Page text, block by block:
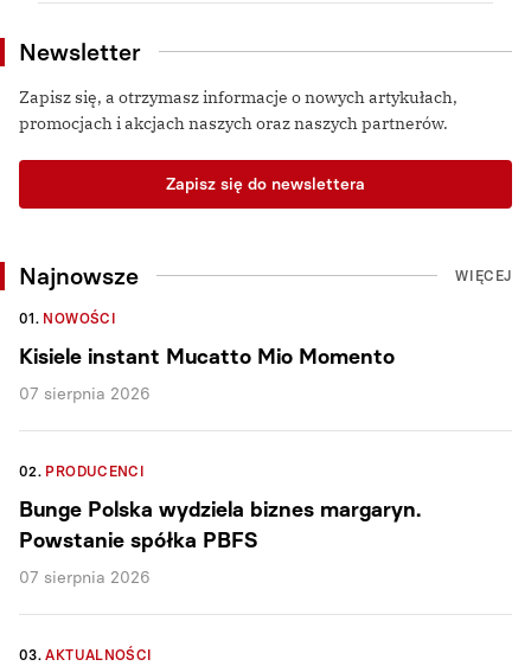
Newsletter
Zapisz się, a otrzymasz informacje o nowych artykułach,
promocjach i akcjach naszych oraz naszych partnerów.
Zapisz się do newslettera
Najnowsze WIĘCEJ
01. NOWOŚCI
Kisiele instant Mucatto Mio Momento
07 sierpnia 2026
02. PRODUCENCI
Bunge Polska wydziela biznes margaryn.
Powstanie spółka PBFS
07 sierpnia 2026
03. AKTUALNOŚCI